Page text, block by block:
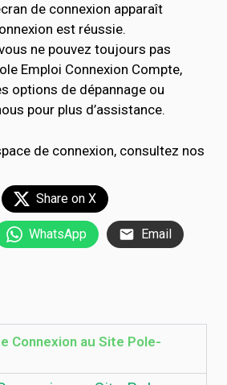
de connexion apparaît
est réussie.
ne pouvez toujours pas
Emploi Connexion Compte,
options de dépannage ou
pour plus d’assistance.
de connexion, consultez nos
Share on X
WhatsApp Email
Connexion au Site Pole-